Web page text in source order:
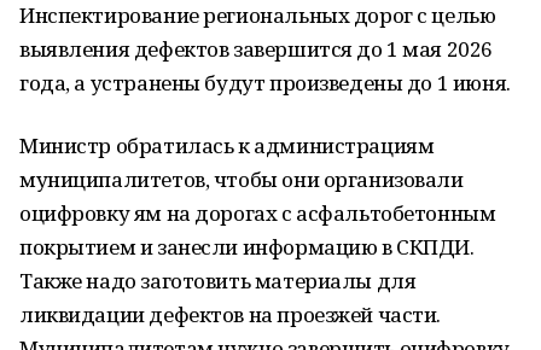
Инспектирование региональных дорог с целью
выявления дефектов завершится до 1 мая 2026
года, а устранены будут произведены до 1 июня.
Министр обратилась к администрациям
муниципалитетов, чтобы они организовали
оцифровку ям на дорогах с асфальтобетонным
покрытием и занесли информацию в СКПДИ.
Также надо заготовить материалы для
ликвидации дефектов на проезжей части.